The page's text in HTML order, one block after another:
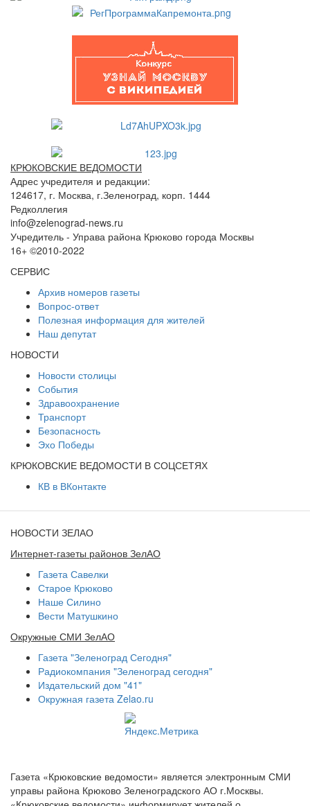
КРЮКОВСКИЕ ВЕДОМОСТИ
Адрес учредителя и редакции:
124617, г. Москва, г.Зеленоград, корп. 1444
Редколлегия
info@zelenograd-news.ru
Учредитель - Управа района Крюково города Москвы
16+ ©2010-2022
СЕРВИС
Архив номеров газеты
Вопрос-ответ
Полезная информация для жителей
Наш депутат
НОВОСТИ
Новости столицы
События
Здравоохранение
Транспорт
Безопасность
Эхо Победы
КРЮКОВСКИЕ ВЕДОМОСТИ В СОЦСЕТЯХ
КВ в ВКонтакте
НОВОСТИ ЗЕЛАО
Интернет-газеты районов ЗелАО
Газета Савелки
Старое Крюково
Наше Силино
Вести Матушкино
Окружные СМИ ЗелАО
Газета "Зеленоград Сегодня"
Радиокомпания "Зеленоград сегодня"
Издательский дом "41"
Окружная газета Zelao.ru
Газета «Крюковские ведомости» является электронным СМИ
управы района Крюково Зеленоградского АО г.Москвы.